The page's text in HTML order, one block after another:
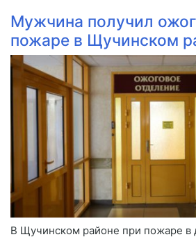
Мужчина получил
пожаре в Щучинском
В Щучинском районе при пожаре